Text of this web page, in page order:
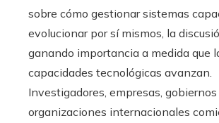
sobre cómo gestionar sistemas
evolucionar por sí mismos, la
ganando importancia a medida que
capacidades tecnológicas avanzan.
Investigadores, empresas, gobiernos
organizaciones internacionales